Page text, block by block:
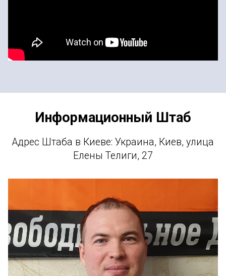
Информационный Штаб
Адрес Штаба в Киеве: Украина, Киев, улица
Елены Телиги, 27